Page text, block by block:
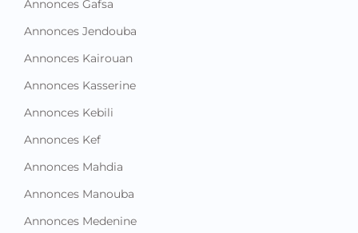
Annonces Gafsa
Annonces Jendouba
Annonces Kairouan
Annonces Kasserine
Annonces Kebili
Annonces Kef
Annonces Mahdia
Annonces Manouba
Annonces Medenine